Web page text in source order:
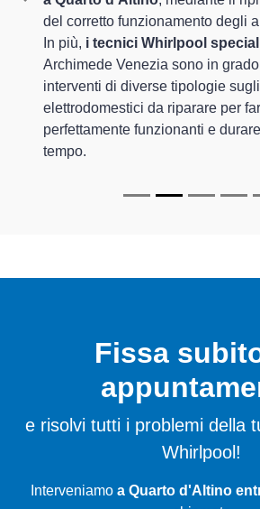
del corretto funzionamento degli
In più, i tecnici Whirlpool
Archimede Venezia sono in
interventi di diverse tipologie sugli
elettrodomestici da riparare per
perfettamente funzionanti e
tempo.
Fissa
e risolvi tutti i problemi della
Whirlpool!
Interveniamo a Quarto d'Altino